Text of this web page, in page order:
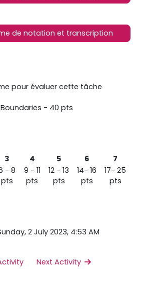
de notation et transcription
pour évaluer cette tâche
- 40 pts
3 4 5 6
7
- 8
pts
9 - 11
pts
12 - 13
pts
14- 16
pts
17- 25
pts
2 July 2023, 4:53 AM
Next Activity